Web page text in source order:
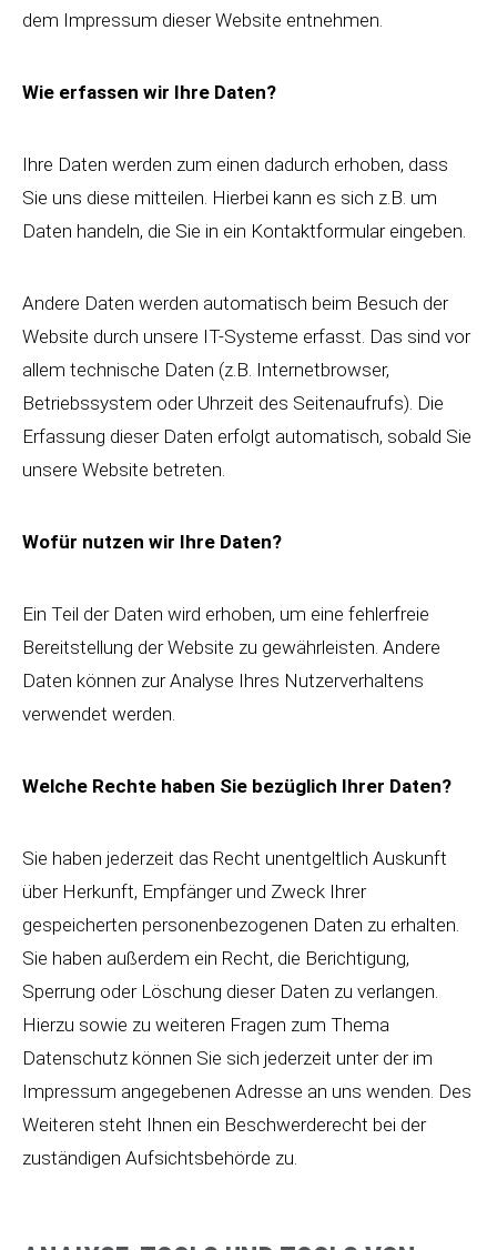
dem Impressum dieser Website entnehmen.
Wie erfassen wir Ihre Daten?
Ihre Daten werden zum einen dadurch erhoben, dass
Sie uns diese mitteilen. Hierbei kann es sich z.B. um
Daten handeln, die Sie in ein Kontaktformular eingeben.
Andere Daten werden automatisch beim Besuch der
Website durch unsere IT-Systeme erfasst. Das sind vor
allem technische Daten (z.B. Internetbrowser,
Betriebssystem oder Uhrzeit des Seitenaufrufs). Die
Erfassung dieser Daten erfolgt automatisch, sobald Sie
unsere Website betreten.
Wofür nutzen wir Ihre Daten?
Ein Teil der Daten wird erhoben, um eine fehlerfreie
Bereitstellung der Website zu gewährleisten. Andere
Daten können zur Analyse Ihres Nutzerverhaltens
verwendet werden.
Welche Rechte haben Sie bezüglich Ihrer Daten?
Sie haben jederzeit das Recht unentgeltlich Auskunft
über Herkunft, Empfänger und Zweck Ihrer
gespeicherten personenbezogenen Daten zu erhalten.
Sie haben außerdem ein Recht, die Berichtigung,
Sperrung oder Löschung dieser Daten zu verlangen.
Hierzu sowie zu weiteren Fragen zum Thema
Datenschutz können Sie sich jederzeit unter der im
Impressum angegebenen Adresse an uns wenden. Des
Weiteren steht Ihnen ein Beschwerderecht bei der
zuständigen Aufsichtsbehörde zu.